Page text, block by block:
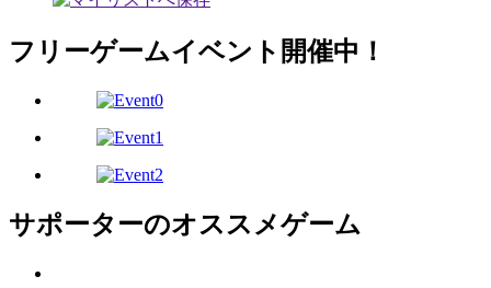
フリーゲームイベント開催中！
サポーターのオススメゲーム